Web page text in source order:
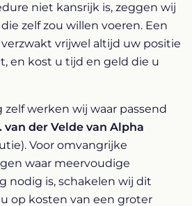
niet kansrijk is, zeggen wij
zelf zou willen voeren. Een
vrijwel altijd uw positie
en kost u tijd en geld die u
werken wij waar passend
van der Velde van Alpha
Voor omvangrijke
waar meervoudige
nodig is, schakelen wij dit
op kosten van een groter